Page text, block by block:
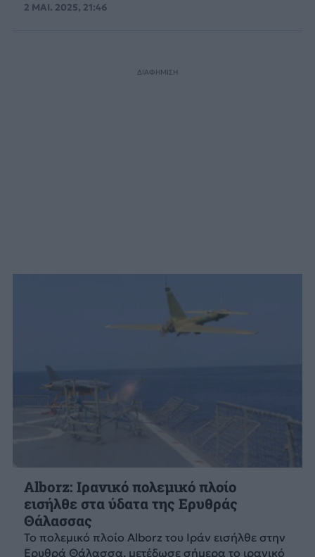
2 ΜΑΙ. 2025, 21:46
Alborz: Ιρανικό πολεμικό πλοίο
εισήλθε στα ύδατα της Ερυθράς
Θάλασσας
Το πολεμικό πλοίο Alborz του Ιράν εισήλθε στην
Ερυθρά Θάλασσα, μετέδωσε σήμερα το ιρανικό
ΔΙΑΦΗΜΙΣΗ